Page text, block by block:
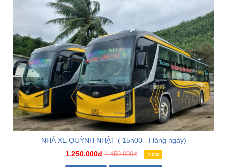
NHÀ XE QUỲNH NHẬT ( 15h00 - Hàng ngày)
1.250.000đ 1.450.000đ -13%